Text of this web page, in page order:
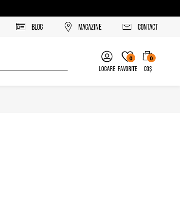
BLOG MAGAZINE CONTACT
LOGARE
0
FAVORITE
0
COȘ